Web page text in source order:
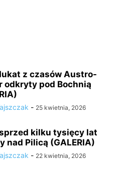
z czasów Austro-
odkryty pod Bochnią
- 25 kwietnia, 2026
kilku tysięcy lat
nad Pilicą (GALERIA)
- 22 kwietnia, 2026